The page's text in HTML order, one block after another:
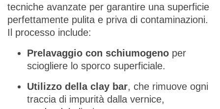
tecniche avanzate per garantire una superficie
perfettamente pulita e priva di contaminazioni.
Il processo include:
Prelavaggio con schiumogeno per
sciogliere lo sporco superficiale.
Utilizzo della clay bar, che rimuove ogni
traccia di impurità dalla vernice,